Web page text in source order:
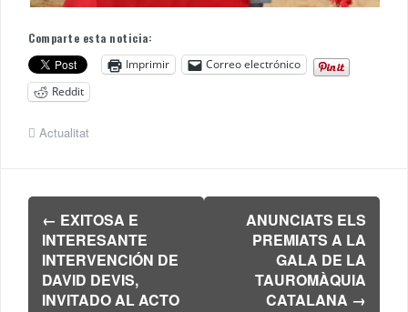
Comparte esta noticia:
Imprimir
Correo electrónico
Reddit
Actualitat
Navegación
de
entradas
← EXITOSA E
INTERESANTE
INTERVENCIÓN DE
DAVID DEVIS,
INVITADO AL ACTO
ANUNCIATS ELS
PREMIATS A LA
GALA DE LA
TAUROMÀQUIA
CATALANA →